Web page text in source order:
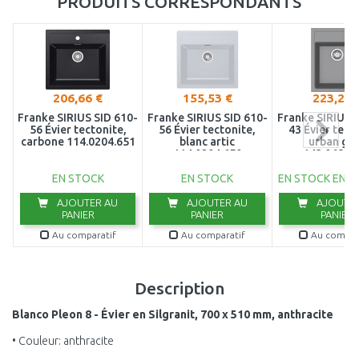
206,66 €
Franke SIRIUS SID 610-
56 Évier tectonite,
carbone 114.0204.651
EN STOCK
AJOUTER AU
PANIER
Au comparatif
155,53 €
Franke SIRIUS SID 610-
56 Évier tectonite,
blanc artic
114.0204.650
EN STOCK
AJOUTER AU
PANIER
Au comparatif
223,22
Franke SIRIUS
43 Évier
urban
EN STOCK EN
PANIER
Au
Description
Blanco Pleon 8 - Évier en Silgranit, 700 x 510 mm, anthracite
• Couleur: anthracite